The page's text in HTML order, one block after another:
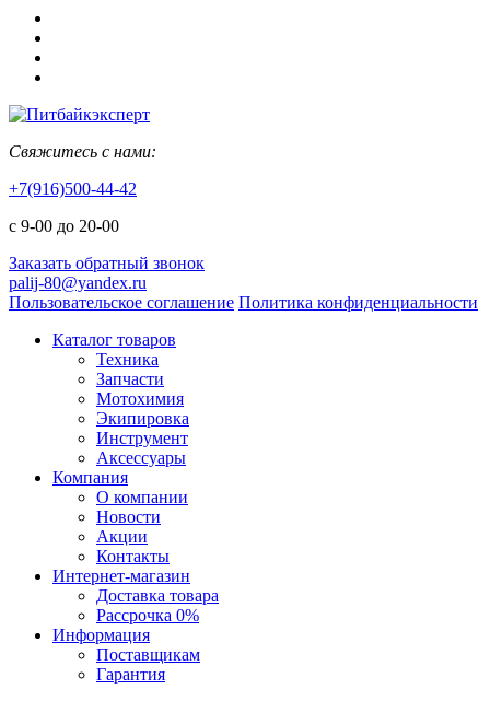
Свяжитесь с нами:
+7(916)500-44-42
с 9-00 до 20-00
Заказать обратный звонок
palij-80@yandex.ru
Пользовательское соглашение Политика конфиденциальности
Каталог товаров
Техника
Запчасти
Мотохимия
Экипировка
Инструмент
Аксессуары
Компания
О компании
Новости
Акции
Контакты
Интернет-магазин
Доставка товара
Рассрочка 0%
Информация
Поставщикам
Гарантия